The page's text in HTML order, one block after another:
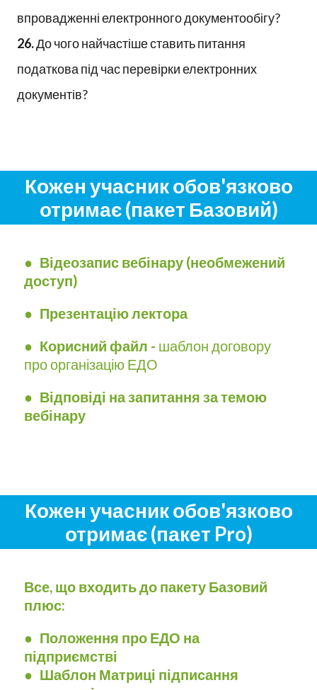
впровадженні електронного документообігу?
26.До чого найчастіше ставить питання
податкова під час перевірки електронних
документів?
Кожен учасник обов'язково
отримає (пакет Базовий)
● Відеозапис вебінару (необмежений
доступ)
● Презентацію лектора
● Корисний файл - шаблон договору
про організацію ЕДО
● Відповіді на запитання за темою
вебінару
Кожен учасник обов'язково
отримає (пакет Pro)
Все, що входить до пакету Базовий
плюс:
● Положення про ЕДО на
підприємстві
● Шаблон Матриці підписання